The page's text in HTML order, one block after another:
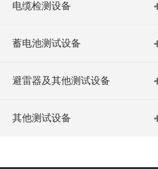
电缆检测设备
蓄电池测试设备
避雷器及其他测试设备
其他测试设备